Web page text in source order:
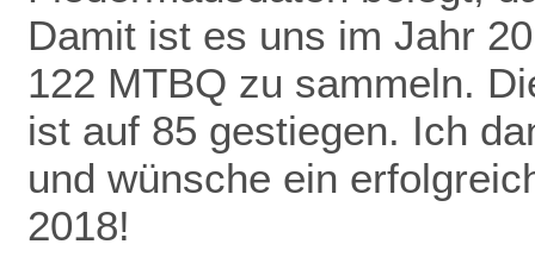
Damit ist es uns im Jahr
122 MTBQ zu sammeln.
ist auf 85 gestiegen. Ich
und wünsche ein
2018!